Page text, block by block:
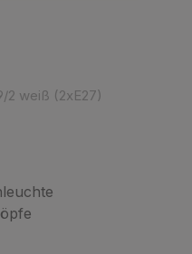
2 weiß (2xE27)